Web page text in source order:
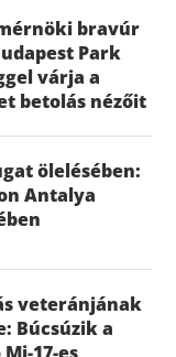
bravúr
Park
várja a
betolás nézőit
ölelésében:
Antalya
veteránjának
Búcsúzik a